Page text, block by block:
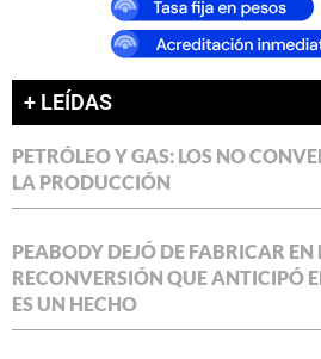
+ LEÍDAS
PETRÓLEO Y GAS: LOS NO
LA PRODUCCIÓN
PEABODY DEJÓ DE FABRICAR
RECONVERSIÓN QUE ANTICIPÓ
ES UN HECHO